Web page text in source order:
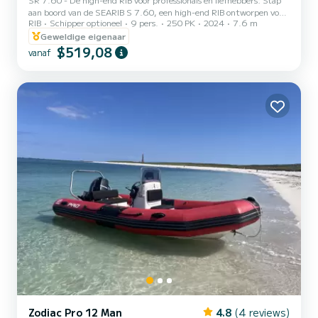
aan boord van de SEARIB S 7.60, een high-end RIB ontworpen voor
zeeprofessionals en liefhebbers van varen en vissen. Met zijn 7,60
meter lengte combineert deze boot prestaties, robuustheid en
comfort voor onvergetelijke zee-uitstapjes. Optionele schipper
beschikbaar! Plezier, compromisloze prestaties op het gebied van
staan op het programma! Aangedreven door een Suzu...
RIB Schipper optioneel 9 pers. 250 PK 2024
7.6 m
Geweldige eigenaar
vanaf $519,08
Zodiac Pro 12 Man 4.8 (4 reviews)